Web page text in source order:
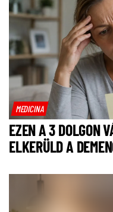
MEDICINA
EZEN A 3 DOLGON
ELKERÜLD A